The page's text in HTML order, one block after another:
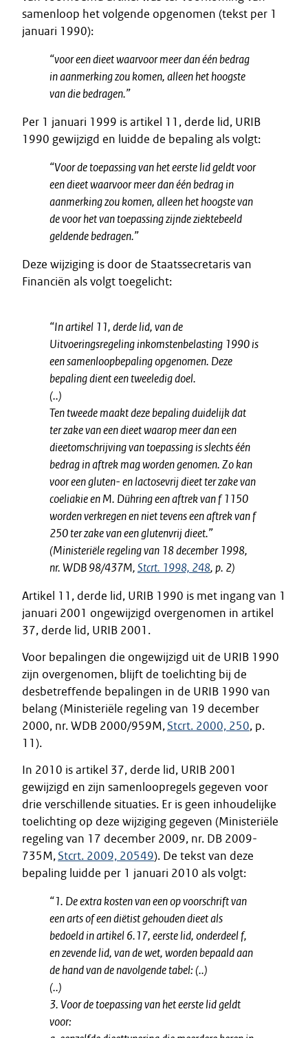
samenloop het volgende opgenomen (tekst per 1
januari 1990):
“voor een dieet waarvoor meer dan één bedrag
in aanmerking zou komen, alleen het hoogste
van die bedragen.”
Per 1 januari 1999 is artikel 11, derde lid, URIB
1990 gewijzigd en luidde de bepaling als volgt:
“Voor de toepassing van het eerste lid geldt voor
een dieet waarvoor meer dan één bedrag in
aanmerking zou komen, alleen het hoogste van
de voor het van toepassing zijnde ziektebeeld
geldende bedragen.”
Deze wijziging is door de Staatssecretaris van
Financiën als volgt toegelicht:
“In artikel 11, derde lid, van de
Uitvoeringsregeling inkomstenbelasting 1990 is
een samenloopbepaling opgenomen. Deze
bepaling dient een tweeledig doel.
(..)
Ten tweedemaakt deze bepaling duidelijk dat
ter zake van een dieet waarop meer dan een
dieetomschrijving van toepassing is slechts één
bedrag in aftrek mag worden genomen.Zo kan
voor een gluten- en lactosevrij dieet ter zake van
coeliakie en M. Dühring een aftrek van f 1150
worden verkregen en niet tevens een aftrek van f
250 ter zake van een glutenvrij dieet.”
(Ministeriële regeling van 18 december 1998,
nr. WDB 98/437M,Stcrt. 1998, 248, p. 2)
Artikel 11, derde lid, URIB 1990 is met ingang van 1
januari 2001 ongewijzigd overgenomen in artikel
37, derde lid, URIB 2001.
Voor bepalingen die ongewijzigd uit de URIB 1990
zijn overgenomen, blijft de toelichting bij de
desbetreffende bepalingen in de URIB 1990 van
belang (Ministeriële regeling van 19 december
2000, nr. WDB 2000/959M,Stcrt. 2000, 250, p.
11).
In 2010 is artikel 37, derde lid, URIB 2001
gewijzigd en zijn samenloopregels gegeven voor
drie verschillende situaties. Er is geen inhoudelijke
toelichting op deze wijziging gegeven (Ministeriële
regeling van 17 december 2009, nr. DB 2009-
735M,Stcrt. 2009, 20549). De tekst van deze
bepaling luidde per 1 januari 2010 als volgt:
“1. De extra kosten van een op voorschrift van
een arts of een diëtist gehouden dieet als
bedoeld in artikel 6.17, eerste lid, onderdeel f,
en zevende lid, van de wet, worden bepaald aan
de hand van de navolgende tabel: (..)
(..)
3. Voor de toepassing van het eerste lid geldt
voor: